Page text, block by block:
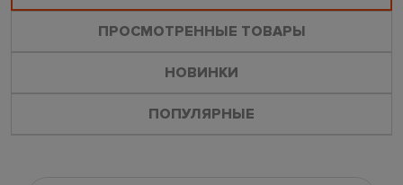
ПРОСМОТРЕННЫЕ ТОВАРЫ
НОВИНКИ
ПОПУЛЯРНЫЕ